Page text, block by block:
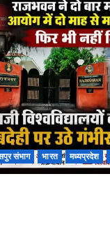
संभाग भारत मध्यप्रदेश